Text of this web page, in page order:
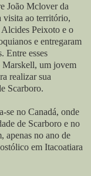
João Mclover da
visita ao território,
Alcides Peixoto e o
e entregaram
Entre esses
Marskell, um jovem
realizar sua
Scarboro.
se no Canadá, onde
de Scarboro e no
apenas no ano de
em Itacoatiara